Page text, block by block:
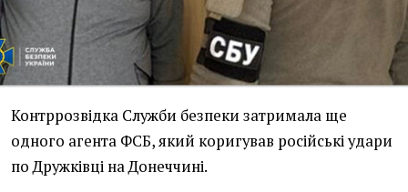
Контррозвідка Служби безпеки затримала ще
одного агента ФСБ, який коригував російські удари
по Дружківці на Донеччині.